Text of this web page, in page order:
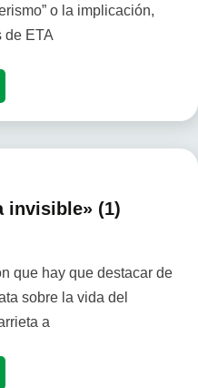
o la implicación,
de ETA
invisible» (1)
que hay que destacar de
sobre la vida del
a